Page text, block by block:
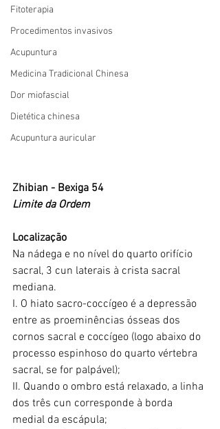
Fitoterapia
Procedimentos invasivos
Acupuntura
Medicina Tradicional Chinesa
Dor miofascial
Dietética chinesa
Acupuntura auricular
Zhibian - Bexiga 54
Limite da Ordem
Localização
Na nádega e no nível do quarto orifício
sacral, 3 cun laterais à crista sacral
mediana.
I. O hiato sacro-coccígeo é a depressão
entre as proeminências ósseas dos
cornos sacral e coccígeo (logo abaixo do
processo espinhoso do quarto vértebra
sacral, se for palpável);
II. Quando o ombro está relaxado, a linha
dos três cun corresponde à borda
medial da escápula;